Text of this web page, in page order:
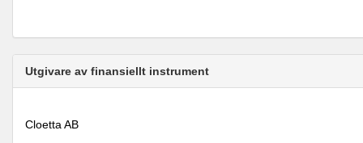
Utgivare av finansiellt instrument
Cloetta AB